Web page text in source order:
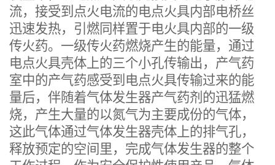
流，接受到点火电流的电点火具内部电桥丝
迅速发热，引燃同样置于电火具内部的一级
传火药。一级传火药燃烧产生的能量，通过
电点火具壳体上的三个小孔传输出，产气药
室中的产气药感受到电点火具传输过来的能
量后，伴随着气体发生器产气药剂的迅猛燃
烧，产生大量的以氮气为主要成份的气体，
这此气体通过气体发生器壳体上的排气孔，
释放预定的空间里 ，完成气体发生器的整个